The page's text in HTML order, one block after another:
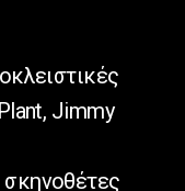
Plant, Jimmy